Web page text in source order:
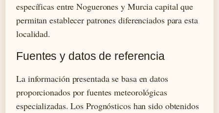
específicas entre Noguerones y Murcia capital que
permitan establecer patrones diferenciados para esta
localidad.
Fuentes y datos de referencia
La información presentada se basa en datos
proporcionados por fuentes meteorológicas
especializadas. Los Prognósticos han sido obtenidos